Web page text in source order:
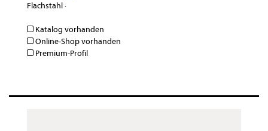
Flachstahl·
Katalog vorhanden
Online-Shop vorhanden
Premium-Profil